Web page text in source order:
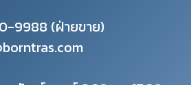
9988 (ฝ่ายขาย)